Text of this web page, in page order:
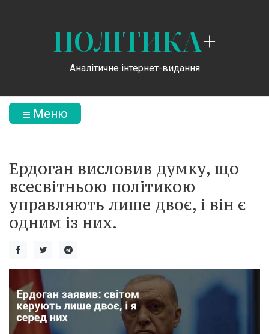
ПОЛІТИКА+
Аналітичне інтернет-видання
Меню
Ердоган висловив думку, що
всесвітньою політикою
управляють лише двоє, і він є
одним із них.